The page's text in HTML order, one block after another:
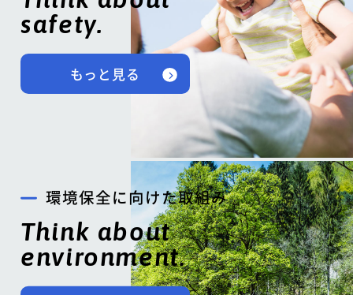
safety.
もっと見る
環境保全に向けた取組み
Think about
environment.